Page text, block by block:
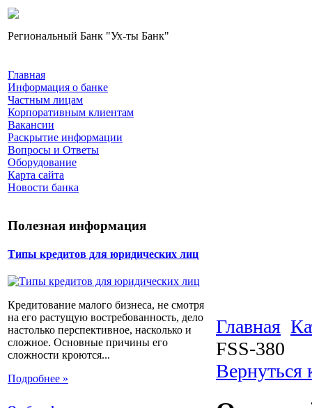
Региональный Банк "Ух-ты Банк"
Главная
Информация о банке
Частным лицам
Корпоративным клиентам
Вакансии
Раскрытие информации
Вопросы и Ответы
Оборудование
Карта сайта
Новости банка
Полезная информация
Типы кредитов для юридических лиц
Кредитование малого бизнеса, не смотря
на его растущую востребованность, дело
настолько перспективное, насколько и
сложное. Основные причины его
сложности кроются...
Подробнее »
Главная
FSS-380